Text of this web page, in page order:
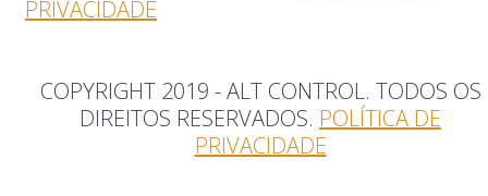
PRIVACIDADE
COPYRIGHT 2019 - ALT CONTROL. TODOS OS
DIREITOS RESERVADOS. POLÍTICA DE
PRIVACIDADE